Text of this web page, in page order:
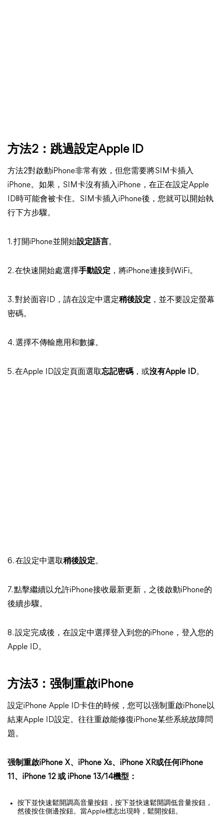
方法2：跳過設定Apple ID
方法2對啟動iPhone非常有效，但您需要將SIM卡插入
iPhone。如果，SIM卡沒有插入iPhone，在正在設定Apple
ID時可能會被卡住。SIM卡插入iPhone後，您就可以開始執
行下方步驟。
1. 打開iPhone並開始設定語言。
2. 在快速開始處選擇手動設定 ，將iPhone連接到WiFi。
3. 對於面容ID，請在設定中選定稍後設定 ，並不要設定螢幕
密碼。
4. 選擇不傳輸應用和數據。
5. 在Apple ID設定頁面選取忘記密碼 ，或沒有Apple ID。
6. 在設定中選取稍後設定。
7. 點擊繼續以允許iPhone接收最新更新，之後啟動iPhone的
後續步驟。
8. 設定完成後，在設定中選擇登入到您的iPhone，登入您的
Apple ID。
方法3：强制重啟iPhone
設定iPhone Apple ID卡住的時候，您可以强制重啟iPhone以
結束Apple ID設定。往往重啟能修復iPhone某些系統故障問
題。
强制重啟iPhone X、iPhone Xs、iPhone XR或任何iPhone
11、iPhone 12 或 iPhone 13/14機型：
按下並快速鬆開調高音量按鈕，按下並快速鬆開調低音量按鈕，
然後按住側邊按鈕。當Apple標志出現時，鬆開按鈕。